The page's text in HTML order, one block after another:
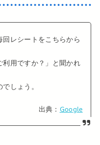
レシートをこちらから
利用ですか？」と聞かれ
しょう。
出典： Google